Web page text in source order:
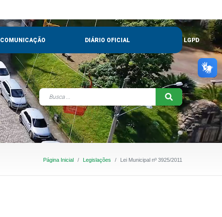
COMUNICAÇÃO DIÁRIO OFICIAL LGPD
Página Inicial Legislações Lei Municipal nº 3925/2011